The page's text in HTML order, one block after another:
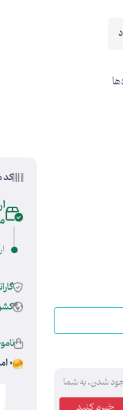
شدن، به شما
کد
0 امتیاز با خرید این کالا